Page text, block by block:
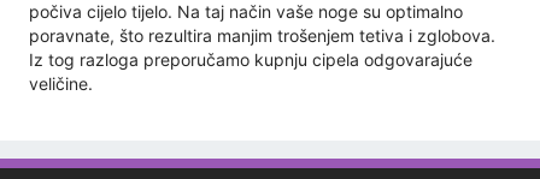
počiva cijelo tijelo. Na taj način vaše noge su optimalno
poravnate, što rezultira manjim trošenjem tetiva i zglobova.
Iz tog razloga preporučamo kupnju cipela odgovarajuće
veličine.